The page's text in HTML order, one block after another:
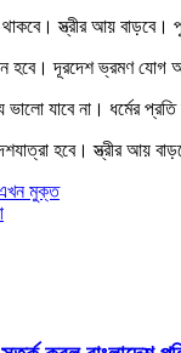
স্ত্রীর আয়
হবে। দূরদেশ ভ্রমণ
ভালো যাবে না। ধর্মের
হবে। স্ত্রীর আয়
এখন মুক্ত